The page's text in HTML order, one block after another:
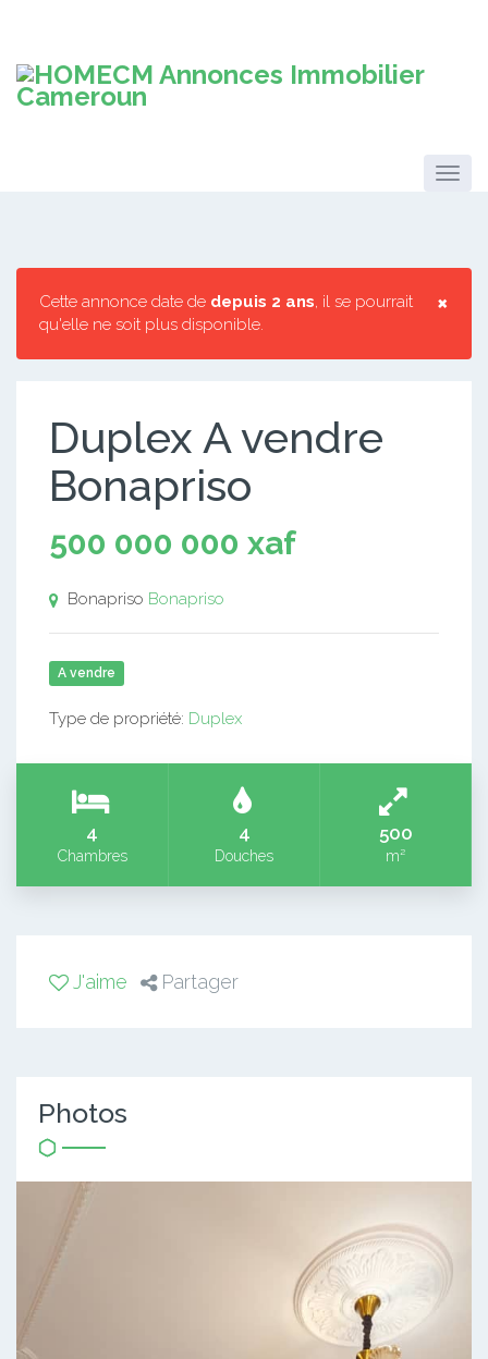
×
Cette annonce date de depuis 2 ans, il se pourrait
qu'elle ne soit plus disponible.
Duplex A vendre
Bonapriso
500 000 000 xaf
Bonapriso Bonapriso
A vendre
Type de propriété: Duplex
4
Chambres
4
Douches
500
m²
J'aime Partager
Photos